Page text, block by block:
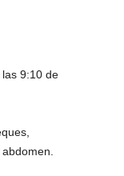
9:10 de